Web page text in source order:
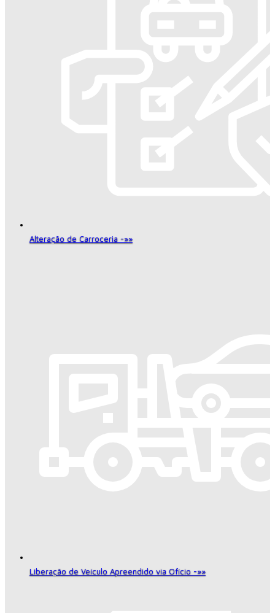
Alteração de Carroceria -»»
Liberação de Veículo Apreendido via Ofício -»»